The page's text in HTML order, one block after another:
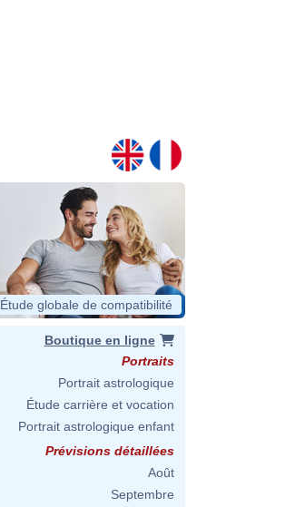
Étude globale de compatibilité
Boutique en ligne
Portraits
Portrait astrologique
Étude carrière et vocation
Portrait astrologique enfant
Prévisions détaillées
Août
Septembre